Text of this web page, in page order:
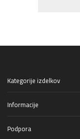
Kategorije izdelkov
Informacije
Podpora